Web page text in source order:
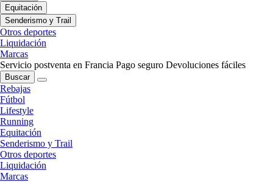
Equitación
Senderismo y Trail
Otros deportes
Liquidación
Marcas
Servicio postventa en Francia Pago seguro Devoluciones fáciles
Buscar
Rebajas
Fútbol
Lifestyle
Running
Equitación
Senderismo y Trail
Otros deportes
Liquidación
Marcas